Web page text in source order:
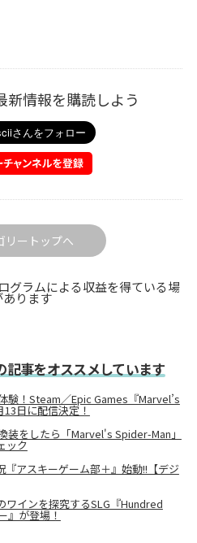
新情報を購読しよう
リートップへ
グラムによる収益を得ている場
あります
事をオススメしています
験！Steam／Epic Games『Marvel’s
日に配信決定！
装をしたら「Marvel's Spider-Man」
ック
アスキーゲーム部＋』始動!!【デジ
ワインを探究するSLG『Hundred
』が登場！